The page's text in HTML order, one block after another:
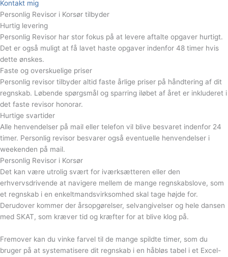
Kontakt mig
Personlig Revisor i Korsør tilbyder
Hurtig levering
Personlig Revisor har stor fokus på at levere aftalte opgaver hurtigt.
Det er også muligt at få lavet haste opgaver indenfor 48 timer hvis
dette ønskes.
Faste og overskuelige priser
Personlig revisor tilbyder altid faste årlige priser på håndtering af dit
regnskab. Løbende spørgsmål og sparring iløbet af året er inkluderet i
det faste revisor honorar.
Hurtige svartider
Alle henvendelser på mail eller telefon vil blive besvaret indenfor 24
timer. Personlig revisor besvarer også eventuelle henvendelser i
weekenden på mail.
Personlig Revisor i Korsør
Det kan være utrolig svært for iværksætteren eller den
erhvervsdrivende at navigere mellem de mange regnskabslove, som
et regnskab i en enkeltmandsvirksomhed skal tage højde for.
Derudover kommer der årsopgørelser, selvangivelser og hele dansen
med SKAT, som kræver tid og kræfter for at blive klog på.
Fremover kan du vinke farvel til de mange spildte timer, som du
bruger på at systematisere dit regnskab i en håbløs tabel i et Excel-